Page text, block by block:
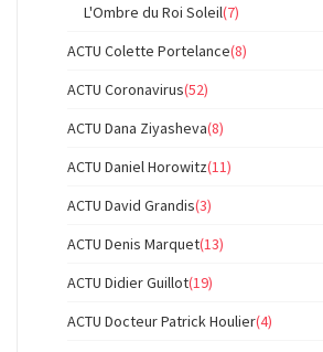
L'Ombre du Roi Soleil(7)
ACTU Colette Portelance(8)
ACTU Coronavirus(52)
ACTU Dana Ziyasheva(8)
ACTU Daniel Horowitz(11)
ACTU David Grandis(3)
ACTU Denis Marquet(13)
ACTU Didier Guillot(19)
ACTU Docteur Patrick Houlier(4)